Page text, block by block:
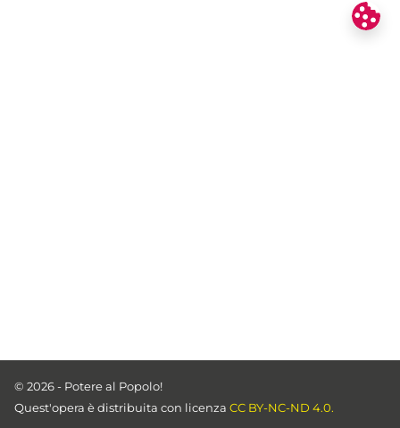
© 2026 - Potere al Popolo!
Quest'opera è distribuita con licenza CC BY-NC-ND 4.0.